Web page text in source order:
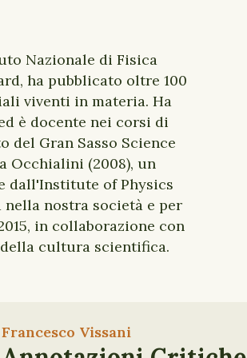
Nazionale di Fisica
ha pubblicato oltre 100
viventi in materia. Ha
è docente nei corsi di
Gran Sasso Science
Occhialini (2008), un
dall'Institute of Physics
nostra società e per
in collaborazione con
cultura scientifica.
Francesco Vissani